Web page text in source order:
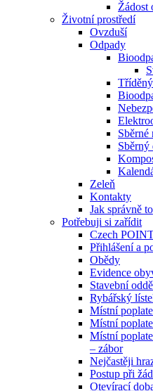
Žádost
Životní prostředí
Ovzduší
Odpady
Sběrné
Sběrný
Zeleň
Kontakty
Jak správně
Potřebuji si zařídit
Czech
Přihlášení a
Obědy
Evidence
Stavební
Rybářský
Místní
Místní
Místní
– zábor
Nejčastěji
Postup při
Otevírací